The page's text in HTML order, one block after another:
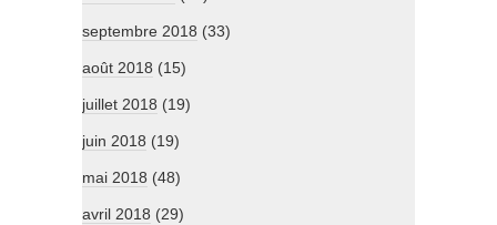
septembre 2018 (33)
août 2018 (15)
juillet 2018 (19)
juin 2018 (19)
mai 2018 (48)
avril 2018 (29)